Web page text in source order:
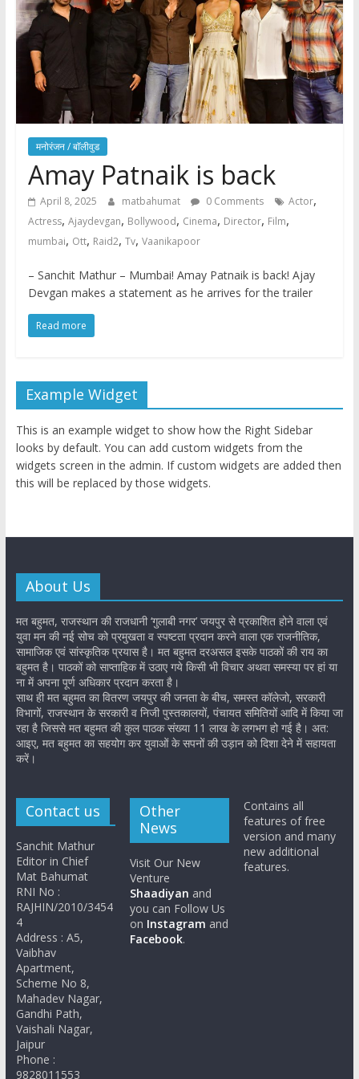
मनोरंजन / बाॅलीवुड
Amay Patnaik is back
April 8, 2025 matbahumat 0 Comments Actor,
Actress, Ajaydevgan, Bollywood, Cinema, Director, Film,
mumbai, Ott, Raid2, Tv, Vaanikapoor
– Sanchit Mathur – Mumbai! Amay Patnaik is back! Ajay
Devgan makes a statement as he arrives for the trailer
Read more
Example Widget
This is an example widget to show how the Right Sidebar
looks by default. You can add custom widgets from the
widgets screen in the admin. If custom widgets are added then
this will be replaced by those widgets.
About Us
मत बहुमत, राजस्थान की राजधानी ‘गुलाबी नगर’ जयपुर से प्रकाशित होने वाला एवं
युवा मन की नई सोच को प्रमुखता व स्पष्टता प्रदान करने वाला एक राजनीतिक,
सामाजिक एवं सांस्कृतिक प्रयास है। मत बहुमत दरअसल इसके पाठकों की राय का
बहुमत है। पाठकों को साप्ताहिक में उठाए गये किसी भी विचार अथवा समस्या पर हां या
ना में अपना पूर्ण अधिकार प्रदान करता है।
साथ ही मत बहुमत का वितरण जयपुर की जनता के बीच, समस्त कॉलेजो, सरकारी
विभागों, राजस्थान के सरकारी व निजी पुस्तकालयों, पंचायत समितियों आदि में किया जा
रहा है जिससे मत बहुमत की कुल पाठक संख्या 11 लाख के लगभग हो गई है। अत:
आइए, मत बहुमत का सहयोग कर युवाओं के सपनों की उड़ान को दिशा देने में सहायता
करें।
Contact us
Sanchit Mathur
Editor in Chief
Mat Bahumat
RNI No :
RAJHIN/2010/3454
4
Address : A5,
Vaibhav
Apartment,
Scheme No 8,
Mahadev Nagar,
Gandhi Path,
Vaishali Nagar,
Jaipur
Phone :
9828011553
Other
News
Visit Our New
Venture
Shaadiyan and
you can Follow Us
on Instagram and
Facebook.
Contains all
features of free
version and many
new additional
features.